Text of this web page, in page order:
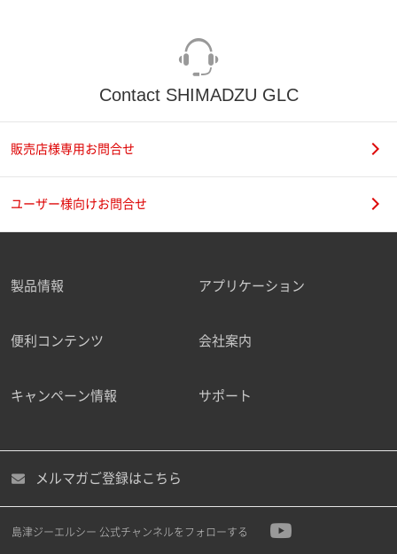
Contact SHIMADZU GLC
販売店様専用お問合せ
ユーザー様向けお問合せ
製品情報 アプリケーション
便利コンテンツ 会社案内
キャンペーン情報 サポート
メルマガご登録はこちら
島津ジーエルシー 公式チャンネルをフォローする